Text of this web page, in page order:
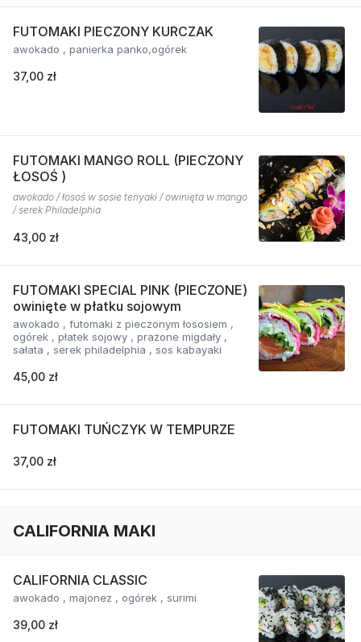
FUTOMAKI PIECZONY KURCZAK
awokado , panierka panko,ogórek
37,00 zł
FUTOMAKI MANGO ROLL (PIECZONY
ŁOSOŚ )
awokado / łosoś w sosie teriyaki / owinięta w mango
/ serek Philadelphia
43,00 zł
FUTOMAKI SPECIAL PINK (PIECZONE)
owinięte w płatku sojowym
awokado , futomaki z pieczonym łososiem ,
ogórek , płatek sojowy , prażone migdały ,
sałata , serek philadelphia , sos kabayaki
45,00 zł
FUTOMAKI TUŃCZYK W TEMPURZE
37,00 zł
CALIFORNIA MAKI
CALIFORNIA CLASSIC
awokado , majonez , ogórek , surimi
39,00 zł